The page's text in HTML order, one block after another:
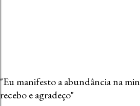
"Eu manifesto a abundância na
recebo e agradeço"